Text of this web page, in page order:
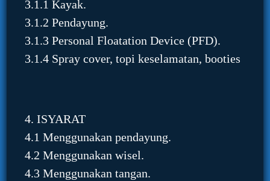
3.1.1 Kayak.
3.1.2 Pendayung.
3.1.3 Personal Floatation Device (PFD).
3.1.4 Spray cover, topi keselamatan, booties
4. ISYARAT
4.1 Menggunakan pendayung.
4.2 Menggunakan wisel.
4.3 Menggunakan tangan.